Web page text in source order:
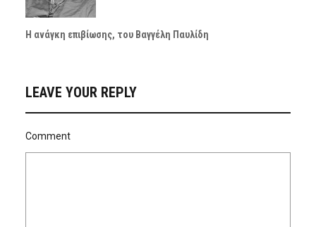
Η ανάγκη επιβίωσης, του Βαγγέλη Παυλίδη
LEAVE YOUR REPLY
Comment